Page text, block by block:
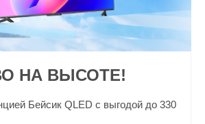
НА ВЫСОТЕ!
Бейсик QLED с выгодой до 330